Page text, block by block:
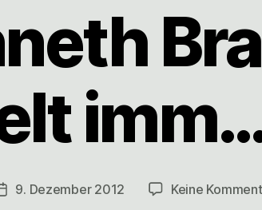
Veröffentlichungsdatum
9. Dezember 2012 Keine